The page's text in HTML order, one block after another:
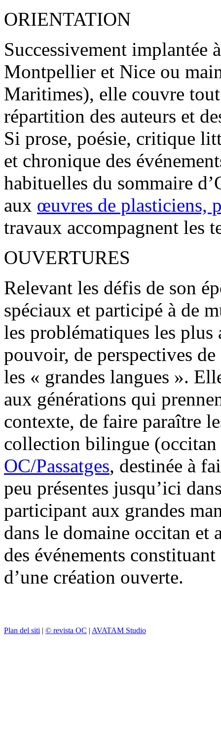
ORIENTATION
Successivement implantée
Montpellier et Nice ou
Maritimes), elle couvre
répartition des auteurs et
Si prose, poésie, critique
et chronique des
habituelles du sommaire
aux œuvres de plasticiens,
travaux accompagnent les
OUVERTURES
Relevant les défis de son
spéciaux et participé à de
les problématiques les plus
pouvoir, de perspectives
les « grandes langues ».
aux générations qui
contexte, de faire paraître
collection bilingue (occitan
OC/Passatges, destinée à
peu présentes jusqu’ici
participant aux grandes
dans le domaine occitan et
des événements
d’une création ouverte.
Plan del siti | © revista OC | AVATAM Studio